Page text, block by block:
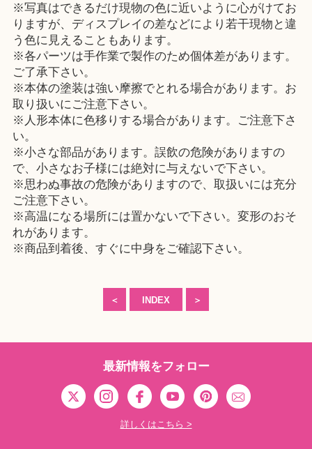
※写真はできるだけ現物の色に近いように心がけてお
りますが、ディスプレイの差などにより若干現物と違
う色に見えることもあります。
※各パーツは手作業で製作のため個体差があります。
ご了承下さい。
※本体の塗装は強い摩擦でとれる場合があります。お
取り扱いにご注意下さい。
※人形本体に色移りする場合があります。ご注意下さ
い。
※小さな部品があります。誤飲の危険がありますの
で、小さなお子様には絶対に与えないで下さい。
※思わぬ事故の危険がありますので、取扱いには充分
ご注意下さい。
※高温になる場所には置かないで下さい。変形のおそ
れがあります。
※商品到着後、すぐに中身をご確認下さい。
＜ INDEX ＞
最新情報をフォロー
詳しくはこちら >